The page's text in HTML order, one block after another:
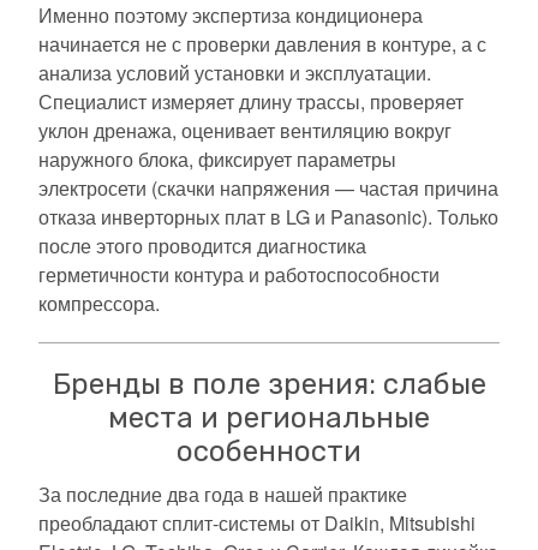
Именно поэтому экспертиза кондиционера
начинается не с проверки давления в контуре, а с
анализа условий установки и эксплуатации.
Специалист измеряет длину трассы, проверяет
уклон дренажа, оценивает вентиляцию вокруг
наружного блока, фиксирует параметры
электросети (скачки напряжения — частая причина
отказа инверторных плат в LG и Panasonic). Только
после этого проводится диагностика
герметичности контура и работоспособности
компрессора.
Бренды в поле зрения: слабые
места и региональные
особенности
За последние два года в нашей практике
преобладают сплит-системы от Daikin, Mitsubishi